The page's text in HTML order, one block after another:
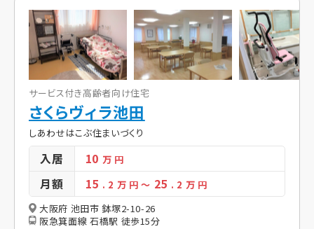
サービス付き高齢者向け住宅
さくらヴィラ池田
しあわせはこぶ住まいづくり
入居 10万 円
月額 15 . 2 万 円～ 25 . 2 万 円
大阪府 池田市 鉢塚2-10-26
阪急箕面線 石橋駅 徒歩15分